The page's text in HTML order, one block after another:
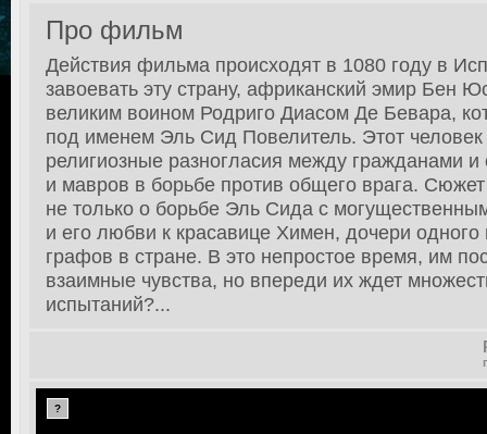
Про фильм
Действия фильма происходят в 1080 году в
завоевать эту страну, африканский эмир Бен
великим воином Родриго Диасом Де Бевара,
под именем Эль Сид Повелитель. Этот человек
религиозные разногласия между гражданами и
и мавров в борьбе против общего врага.
не только о борьбе Эль Сида с
и его любви к красавице Химен, дочери
графов в стране. В это непростое время, им
взаимные чувства, но впереди их ждет
испытаний?...
?